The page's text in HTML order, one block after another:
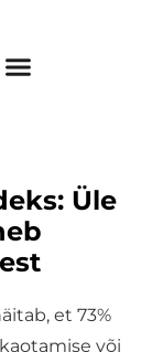
Üle
et 73%
või